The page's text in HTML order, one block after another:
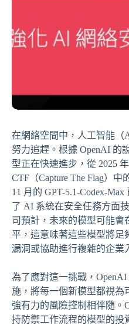
在網絡空間中，人工智能（
努力追趕。根據 OpenAI 的
型正在快速進步，從 2025
CTF（Capture The Flag）中
11 月的 GPT-5.1-Codex-
了 AI 系統在安全任務方面
司預計，未來的模型可能會
平，這意味著這些模型將足
漏洞或協助進行複雜的企業
為了應對這一挑戰，
施，將每一個新模型都視為
強有力的風險控制相伴隨。
持防禦工作流程的模型的投